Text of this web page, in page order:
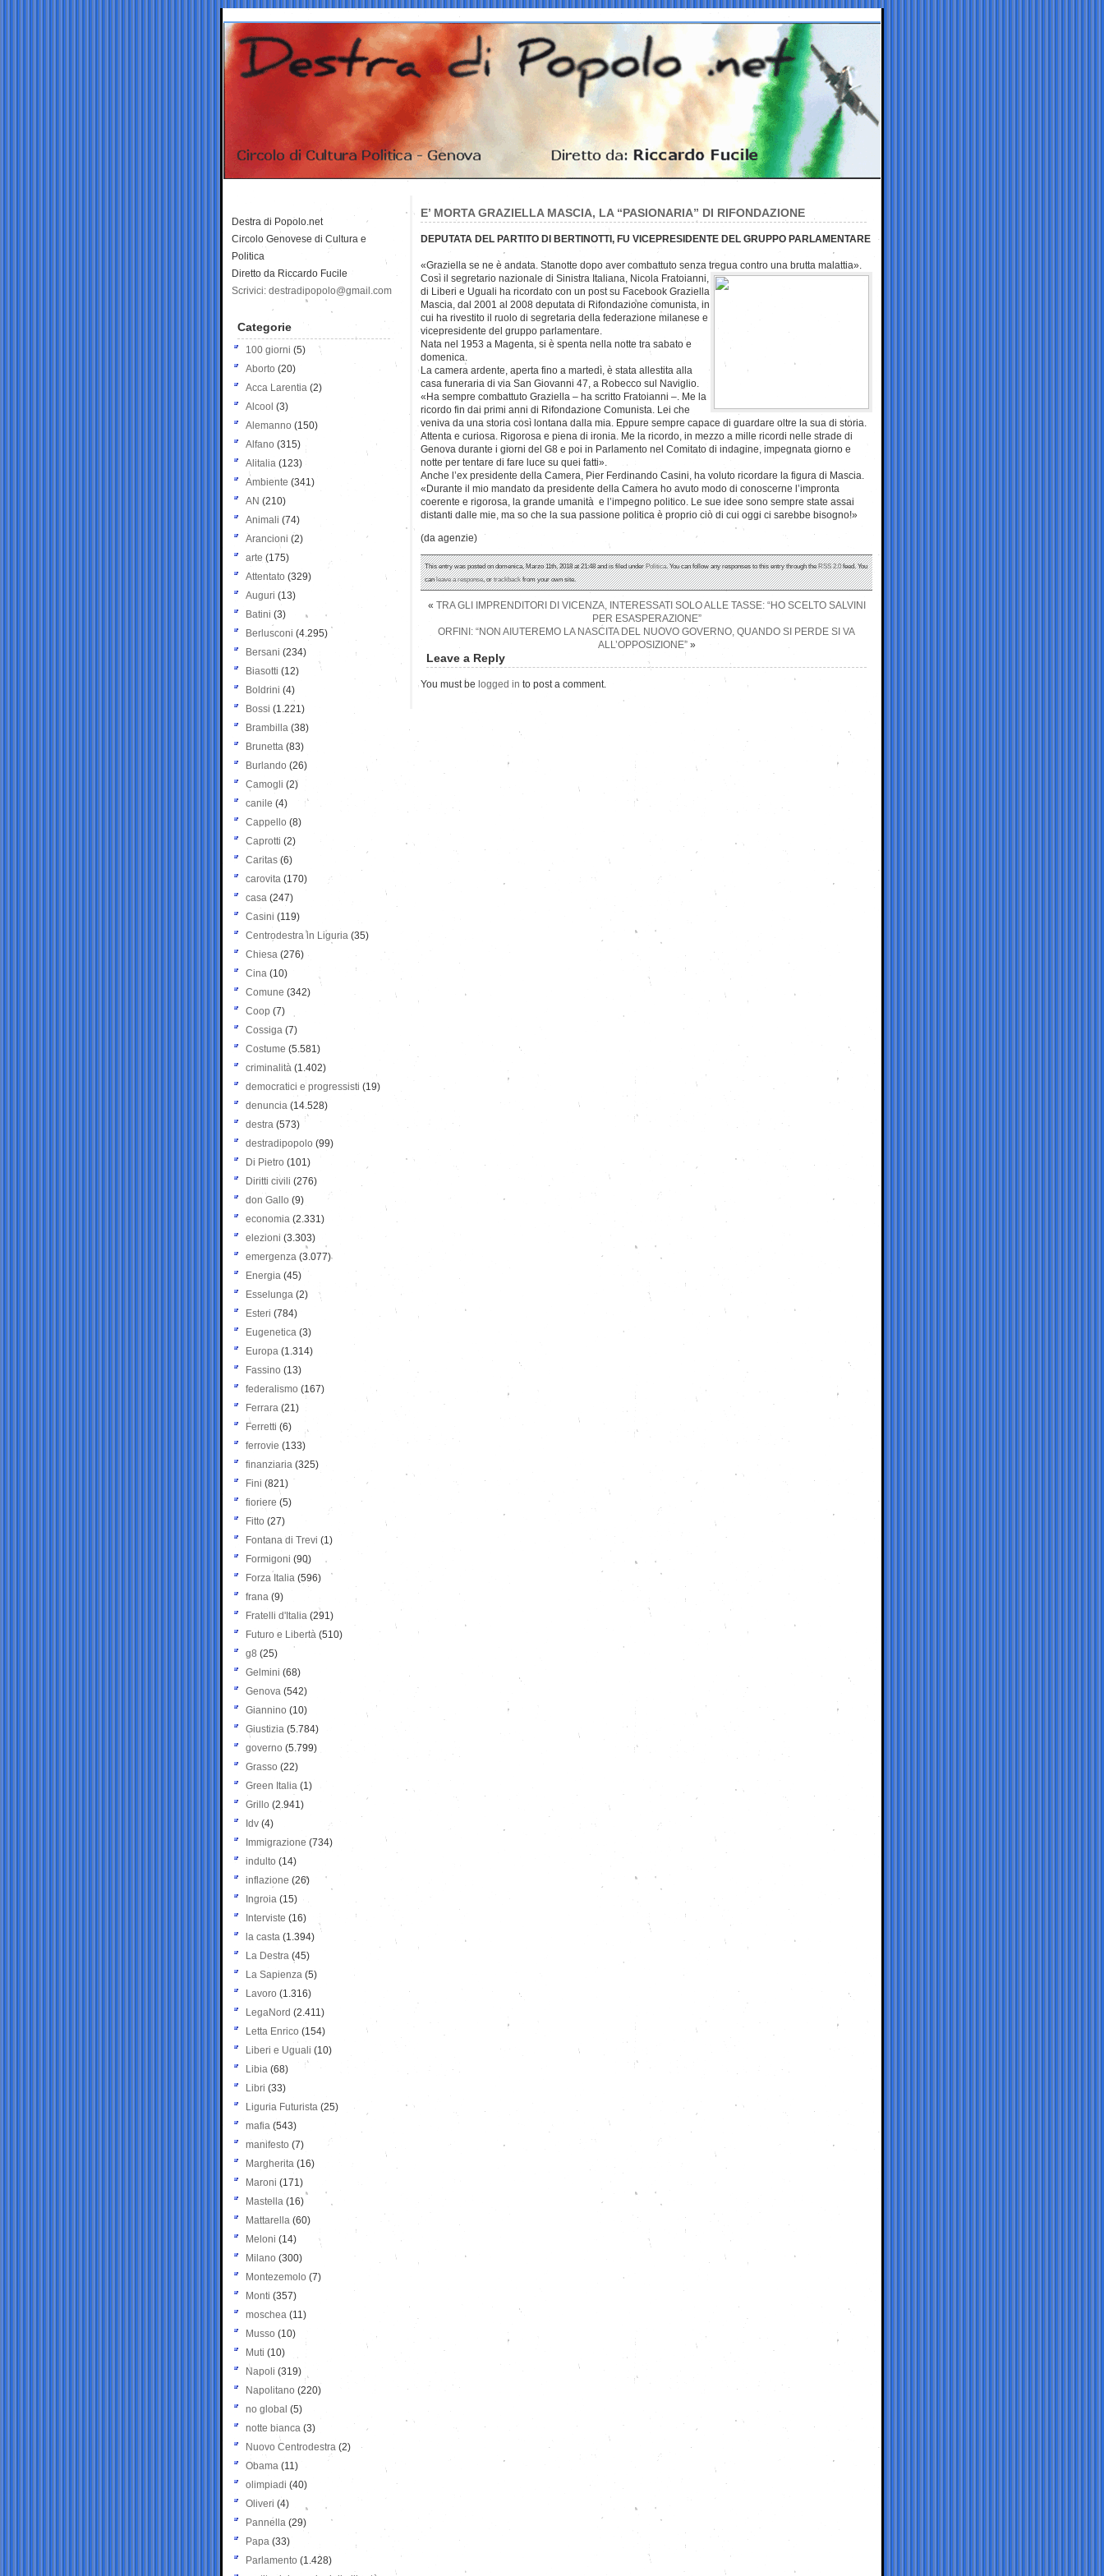
E’ MORTA GRAZIELLA MASCIA, LA “PASIONARIA” DI RIFONDAZIONE
DEPUTATA DEL PARTITO DI BERTINOTTI, FU VICEPRESIDENTE DEL GRUPPO PARLAMENTARE
«Graziella se ne è andata. Stanotte dopo aver combattuto senza tregua contro una brutta malattia».
Così il segretario nazionale di Sinistra Italiana, Nicola Fratoianni,
di Liberi e Uguali ha ricordato con un post su Facebook Graziella
Mascia, dal 2001 al 2008 deputata di Rifondazione comunista, in
cui ha rivestito il ruolo di segretaria della federazione milanese e
vicepresidente del gruppo parlamentare.
Nata nel 1953 a Magenta, si è spenta nella notte tra sabato e
domenica.
La camera ardente, aperta fino a martedì, è stata allestita alla
casa funeraria di via San Giovanni 47, a Robecco sul Naviglio.
«Ha sempre combattuto Graziella – ha scritto Fratoianni –. Me la
ricordo fin dai primi anni di Rifondazione Comunista. Lei che
veniva da una storia così lontana dalla mia. Eppure sempre capace di guardare oltre la sua di storia.
Attenta e curiosa. Rigorosa e piena di ironia. Me la ricordo, in mezzo a mille ricordi nelle strade di
Genova durante i giorni del G8 e poi in Parlamento nel Comitato di indagine, impegnata giorno e
notte per tentare di fare luce su quei fatti».
Anche l’ex presidente della Camera, Pier Ferdinando Casini, ha voluto ricordare la figura di Mascia.
«Durante il mio mandato da presidente della Camera ho avuto modo di conoscerne l’impronta
coerente e rigorosa, la grande umanità e l’impegno politico. Le sue idee sono sempre state assai
distanti dalle mie, ma so che la sua passione politica è proprio ciò di cui oggi ci sarebbe bisogno!»
(da agenzie)
This entry was posted on domenica, Marzo 11th, 2018 at 21:48 and is filed underPolitica. You can follow any responses to this entry through theRSS 2.0feed. You
canleave a response, ortrackbackfrom your own site.
« TRA GLI IMPRENDITORI DI VICENZA, INTERESSATI SOLO ALLE TASSE: “HO SCELTO SALVINI
PER ESASPERAZIONE”
ORFINI: “NON AIUTEREMO LA NASCITA DEL NUOVO GOVERNO, QUANDO SI PERDE SI VA
ALL’OPPOSIZIONE”»
Leave a Reply
You must be logged in to post a comment.
Destra di Popolo.net
Circolo Genovese di Cultura e
Politica
Diretto da Riccardo Fucile
Scrivici: destradipopolo@gmail.com
Categorie
100 giorni (5)
Aborto (20)
Acca Larentia (2)
Alcool (3)
Alemanno (150)
Alfano (315)
Alitalia (123)
Ambiente (341)
AN (210)
Animali (74)
Arancioni (2)
arte (175)
Attentato (329)
Auguri (13)
Batini (3)
Berlusconi (4.295)
Bersani (234)
Biasotti (12)
Boldrini (4)
Bossi (1.221)
Brambilla (38)
Brunetta (83)
Burlando (26)
Camogli (2)
canile (4)
Cappello (8)
Caprotti (2)
Caritas (6)
carovita (170)
casa (247)
Casini (119)
Centrodestra in Liguria (35)
Chiesa (276)
Cina (10)
Comune (342)
Coop (7)
Cossiga (7)
Costume (5.581)
criminalità (1.402)
democratici e progressisti (19)
denuncia (14.528)
destra (573)
destradipopolo (99)
Di Pietro (101)
Diritti civili (276)
don Gallo (9)
economia (2.331)
elezioni (3.303)
emergenza (3.077)
Energia (45)
Esselunga (2)
Esteri (784)
Eugenetica (3)
Europa (1.314)
Fassino (13)
federalismo (167)
Ferrara (21)
Ferretti (6)
ferrovie (133)
finanziaria (325)
Fini (821)
fioriere (5)
Fitto (27)
Fontana di Trevi (1)
Formigoni (90)
Forza Italia (596)
frana (9)
Fratelli d'Italia (291)
Futuro e Libertà (510)
g8 (25)
Gelmini (68)
Genova (542)
Giannino (10)
Giustizia (5.784)
governo (5.799)
Grasso (22)
Green Italia (1)
Grillo (2.941)
Idv (4)
Immigrazione (734)
indulto (14)
inflazione (26)
Ingroia (15)
Interviste (16)
la casta (1.394)
La Destra (45)
La Sapienza (5)
Lavoro (1.316)
LegaNord (2.411)
Letta Enrico (154)
Liberi e Uguali (10)
Libia (68)
Libri (33)
Liguria Futurista (25)
mafia (543)
manifesto (7)
Margherita (16)
Maroni (171)
Mastella (16)
Mattarella (60)
Meloni (14)
Milano (300)
Montezemolo (7)
Monti (357)
moschea (11)
Musso (10)
Muti (10)
Napoli (319)
Napolitano (220)
no global (5)
notte bianca (3)
Nuovo Centrodestra (2)
Obama (11)
olimpiadi (40)
Oliveri (4)
Pannella (29)
Papa (33)
Parlamento (1.428)